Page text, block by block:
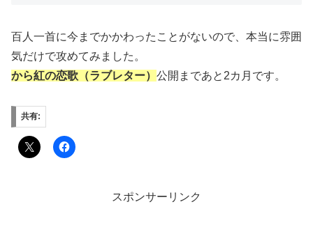
百人一首に今までかかわったことがないので、本当に雰囲
気だけで攻めてみました。
から紅の恋歌（ラブレター） 公開まであと2カ月です。
共有:
スポンサーリンク